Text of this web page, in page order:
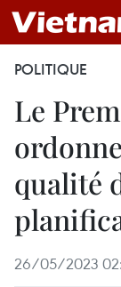
POLITIQUE
Le
qualité
26/05/2023